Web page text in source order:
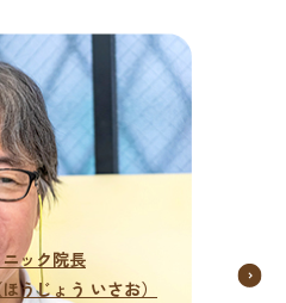
ック院長
うじょう いさお）